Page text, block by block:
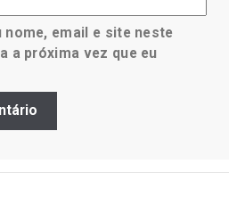
nome, email e site neste
a próxima vez que eu